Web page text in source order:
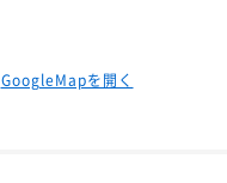
GoogleMapを開く